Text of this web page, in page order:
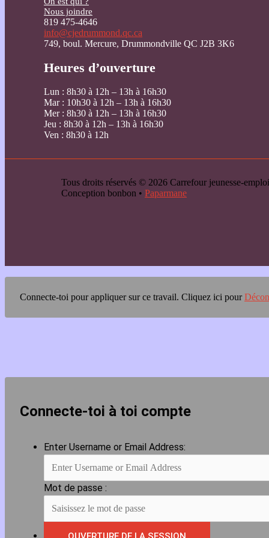
Nous joindre
819 475-4646
info@cjedrummond.qc.ca
749, boul. Mercure, Drummondville QC J2B 3K6
Heures d’ouverture
Lun : 8h30 à 12h – 13h à 16h30
Mar : 10h30 à 12h – 13h à 16h30
Mer : 8h30 à 12h – 13h à 16h30
Jeu : 8h30 à 12h – 13h à 16h30
Ven : 8h30 à 12h
Tous droits réservés © 2026 Carrefour jeunesse-
Conception bonbon • Paparmane
Connecte-toi pour appliquer sur ce travail. Cliquez ici pour
Connecte-toi à toi compte
Enter Username or Email Address:
Mot de passe :